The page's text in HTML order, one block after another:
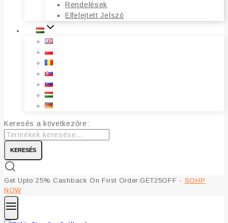
Rendelések
Elfelejtett Jelszó
Keresés a következőre:
KERESÉS
Get Upto 25% Cashback On First Order:GET25OFF - SOHP
NOW